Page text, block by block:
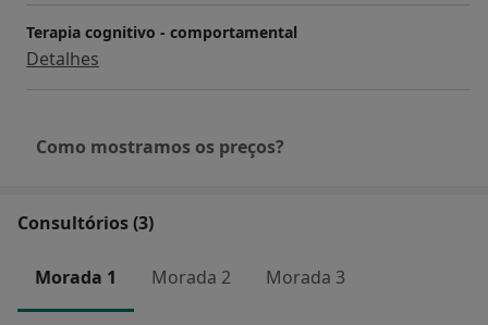
Terapia cognitivo - comportamental
Detalhes
Como mostramos os preços?
Consultórios (3)
Morada 1 Morada 2 Morada 3